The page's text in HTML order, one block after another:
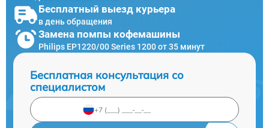
Бесплатный выезд курьера
в день обращения
Замена помпы кофемашины
Philips EP1220/00 Series 1200 от 35 минут
Бесплатная консультация со
специалистом